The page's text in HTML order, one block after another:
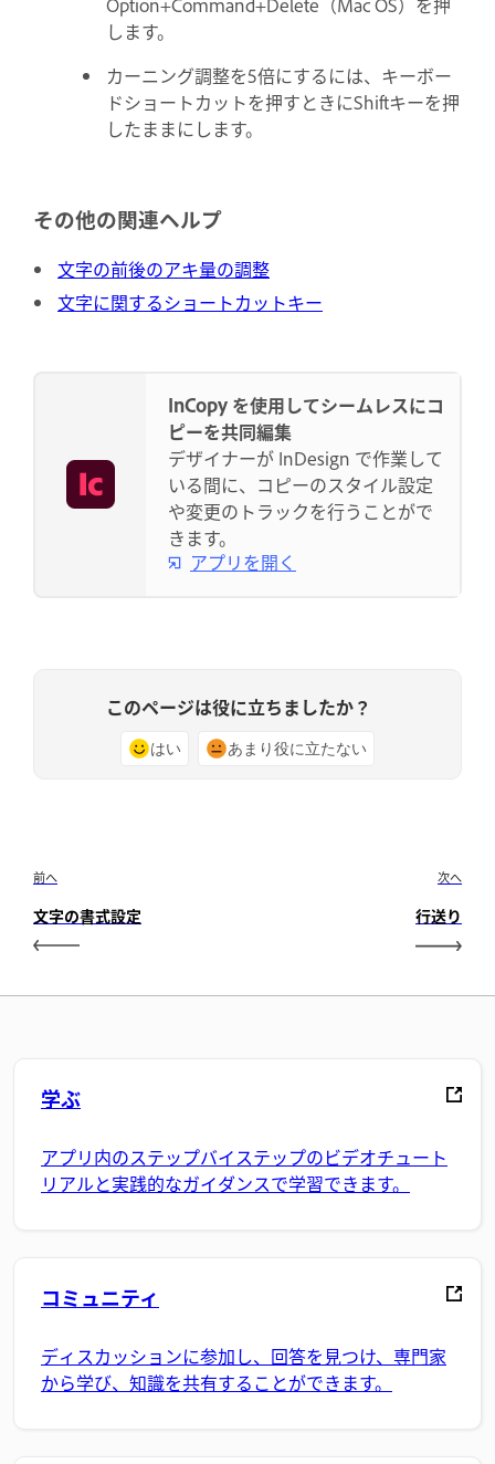
します。
カーニング調整を5倍にするには、キーボー
ドショートカットを押すときにShiftキーを押
したままにします。
その他の関連ヘルプ
文字の前後のアキ量の調整
文字に関するショートカットキー
InCopy を使用してシームレスにコ
ピーを共同編集
デザイナーが InDesign で作業して
いる間に、コピーのスタイル設定
や変更のトラックを行うことがで
きます。
アプリを開く
このページは役に立ちましたか？
はい あまり役に立たない
前へ
文字の書式設定
次へ
行送り
学ぶ
アプリ内のステップバイステップのビデオチュート
リアルと実践的なガイダンスで学習できます。
コミュニティ
ディスカッションに参加し、回答を見つけ、専門家
から学び、知識を共有することができます。